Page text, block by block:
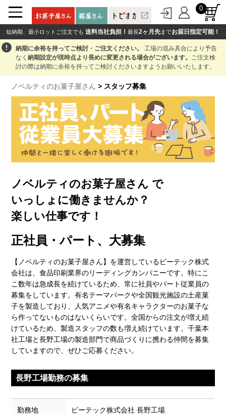
open_in_new
短納期、最小ロットご注文でも 送料当社負担！ 最長2ヶ月先までお届日指定可能！
0
error 納期に余裕を持ってご検討・ご注文ください。
工場の混み具合により予告
なく納期設定が現時点より長めに変更される場合がございます。 ご注文検
討の際は納期に余裕を持ってご検討くださいますようお願いいたします。
ノベルティのお菓子屋さん > スタッフ募集
ノベルティのお菓子屋さん で
いっしょに働きませんか？
楽しい仕事です！
正社員・パート、大募集
【ノベルティのお菓子屋さん】を運営しているビーテック株式
会社は、食品印刷業界のリーディングカンパニーです。特にこ
こ数年は急成長を続けているため、常に社員やパート従業員の
募集をしています。有名テーマパークや全国観光施設の土産菓
子を製造しており、人気アニメや有名キャラクターのお菓子な
ら作ってないものはないくらいです。全国からの注文が増え続
けているため、製造スタッフの数も増え続けています。千葉本
社工場と長野工場の製造部門で商品づくりに携わる仲間を募集
していますので、ぜひご応募ください。
長野工場勤務の募集
勤務地
ビーテック株式会社 長野工場